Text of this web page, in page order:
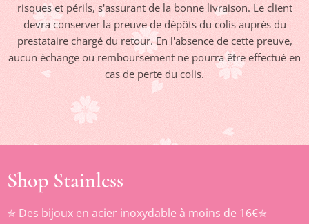
risques et périls, s'assurant de la bonne livraison. Le client
devra conserver la preuve de dépôts du colis auprès du
prestataire chargé du retour. En l'absence de cette preuve,
aucun échange ou remboursement ne pourra être effectué en
cas de perte du colis.
Shop Stainless
✯ Des bijoux en acier inoxydable à moins de 16€✯